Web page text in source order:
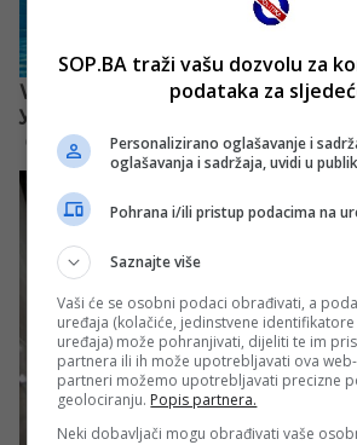
SOP.BA traži vašu dozvolu za
podataka za
Personalizirano oglašavanje i
oglašavanja i sadržaja, uvidi u
Pohrana i/ili pristup podacima na
Saznajte više
Vaši će se osobni podaci obrađivati, a
uređaja (kolačiće, jedinstvene
uređaja) može pohranjivati, dijeliti te im
partnera ili ih može upotrebljavati ova
partneri možemo upotrebljavati precizne
geolociranju. Popis partnera.
Neki dobavljači mogu obrađivati vaše